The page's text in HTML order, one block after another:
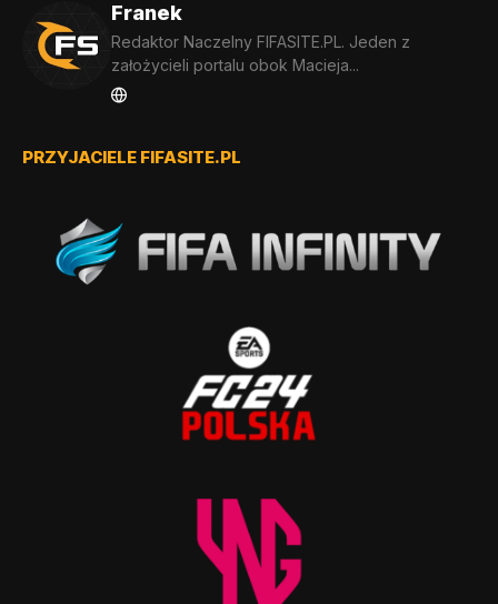
Franek
Redaktor Naczelny FIFASITE.PL. Jeden z
założycieli portalu obok Macieja...
PRZYJACIELE FIFASITE.PL